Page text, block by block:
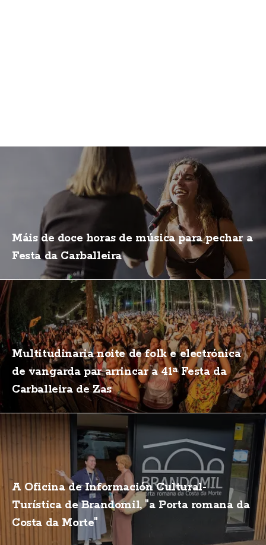
Máis de doce horas de música para pechar a
Festa da Carballeira
Multitudinaria noite de folk e electrónica
de vangarda par arrincar a 41ª Festa da
Carballeira de Zas
A Oficina de Información Cultural-
Turística de Brandomil, "a Porta romana da
Costa da Morte"